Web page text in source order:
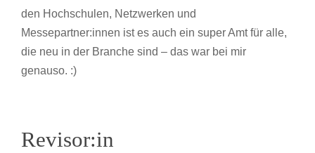
den Hochschulen, Netzwerken und
Messepartner:innen ist es auch ein super Amt für alle,
die neu in der Branche sind – das war bei mir
genauso. :)
Revisor:in